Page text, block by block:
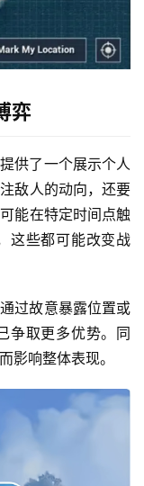
弈
供了一个展示个人
敌人的动向，还要
能在特定时间点触
这些都可能改变战
过故意暴露位置或
争取更多优势。同
影响整体表现。